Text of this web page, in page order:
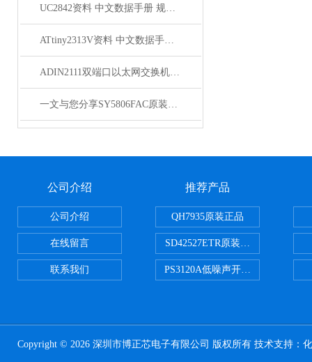
UC2842资料 中文数据手册 规格书 PDF
ATtiny2313V资料 中文数据手册 规格书 PDF
ADIN2111双端口以太网交换机的介绍
一文与您分享SY5806FAC原装正品的常见问题相应解决方法
公司介绍
公司介绍
在线留言
联系我们
推荐产品
QH7935原装正品
SD42527ETR原装正品
PS3120A低噪声开关电容器原装正
Copyright © 2026 深圳市博正芯电子有限公司 版权所有 技术支持：